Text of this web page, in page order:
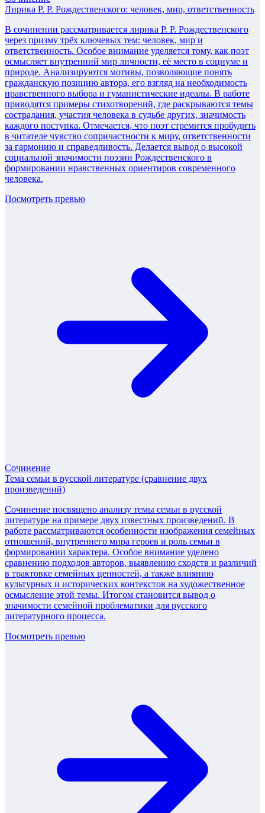
Лирика Р. Р. Рождественского: человек, мир, ответственность
В сочинении рассматривается лирика Р. Р. Рождественского
через призму трёх ключевых тем: человек, мир и
ответственность. Особое внимание уделяется тому, как поэт
осмысляет внутренний мир личности, её место в социуме и
природе. Анализируются мотивы, позволяющие понять
гражданскую позицию автора, его взгляд на необходимость
нравственного выбора и гуманистические идеалы. В работе
приводятся примеры стихотворений, где раскрываются темы
сострадания, участия человека в судьбе других, значимость
каждого поступка. Отмечается, что поэт стремится пробудить
в читателе чувство сопричастности к миру, ответственности
за гармонию и справедливость. Делается вывод о высокой
социальной значимости поэзии Рождественского в
формировании нравственных ориентиров современного
человека.
Посмотреть превью
Сочинение
Тема семьи в русской литературе (сравнение двух
произведений)
Сочинение посвящено анализу темы семьи в русской
литературе на примере двух известных произведений. В
работе рассматриваются особенности изображения семейных
отношений, внутреннего мира героев и роль семьи в
формировании характера. Особое внимание уделено
сравнению подходов авторов, выявлению сходств и различий
в трактовке семейных ценностей, а также влиянию
культурных и исторических контекстов на художественное
осмысление этой темы. Итогом становится вывод о
значимости семейной проблематики для русского
литературного процесса.
Посмотреть превью